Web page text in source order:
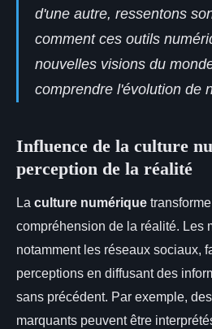
d'une autre, ressentons
comment ces outils
nouvelles visions du
comprendre l'évolution de
Influence de la culture
perception de la réalité
La culture numérique
compréhension de la réalité. Les
notamment les réseaux sociaux,
perceptions en diffusant des
sans précédent. Par exemple,
marquants peuvent être